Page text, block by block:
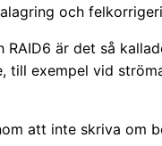
och
RAID6 är det så
till exempel vid
att inte skriva om